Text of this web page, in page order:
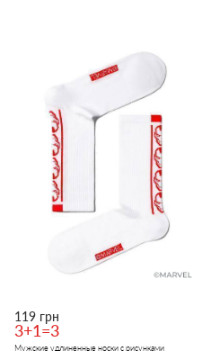
119 грн
3+1=3
Мужские удлиненные носки с рисунками